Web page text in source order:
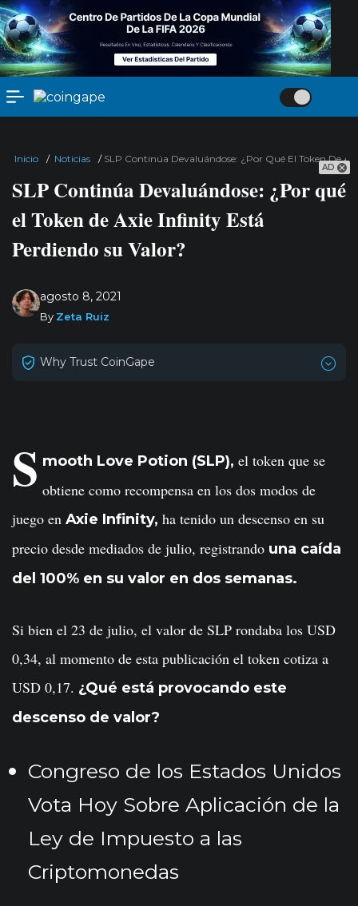
AD
Inicio / Noticias / SLP Continúa Devaluándose: ¿Por Qué El Token De
SLP Continúa Devaluándose: ¿Por qué
el Token de Axie Infinity Está
Perdiendo su Valor?
agosto 8, 2021
By Zeta Ruiz
Why Trust CoinGape
S mooth Love Potion (SLP), el token que se
obtiene como recompensa en los dos modos de
juego en Axie Infinity, ha tenido un descenso en su
precio desde mediados de julio, registrando una caída
del 100% en su valor en dos semanas.
Si bien el 23 de julio, el valor de SLP rondaba los USD
0,34, al momento de esta publicación el token cotiza a
USD 0,17. ¿Qué está provocando este
descenso de valor?
Congreso de los Estados Unidos
Vota Hoy Sobre Aplicación de la
Ley de Impuesto a las
Criptomonedas